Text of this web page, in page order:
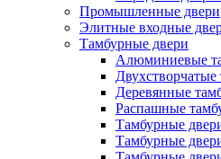
Промышленные двери
Элитные входные
Тамбурные двери
Алюминиевые
Деревянные
Распашные
Тамбурные
Тамбурные